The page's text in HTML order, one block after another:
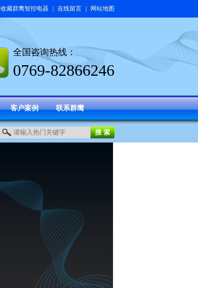
收藏群鹰智控电器 在线留言 网站地图
全国咨询热线：
0769-82866246
客户案例 联系群鹰